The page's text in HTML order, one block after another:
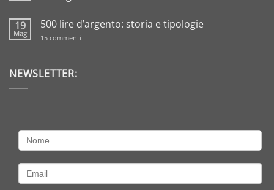
su
per
oro?
Scegli
19
Mag
500 lire d’argento: storia e tipologie
15 commenti
NEWSLETTER: